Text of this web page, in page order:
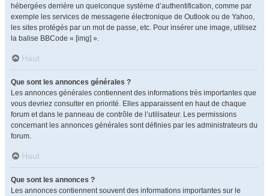
hébergées derrière un quelconque système d’authentification, comme par
exemple les services de messagerie électronique de Outlook ou de Yahoo,
les sites protégés par un mot de passe, etc. Pour insérer une image, utilisez
la balise BBCode « [img] ».
Haut
Que sont les annonces générales ?
Les annonces générales contiennent des informations très importantes que
vous devriez consulter en priorité. Elles apparaissent en haut de chaque
forum et dans le panneau de contrôle de l’utilisateur. Les permissions
concernant les annonces générales sont définies par les administrateurs du
forum.
Haut
Que sont les annonces ?
Les annonces contiennent souvent des informations importantes sur le